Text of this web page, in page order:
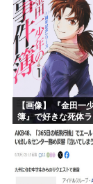
【画像】 『金田一
簿』で好きな死体
位がこちら！